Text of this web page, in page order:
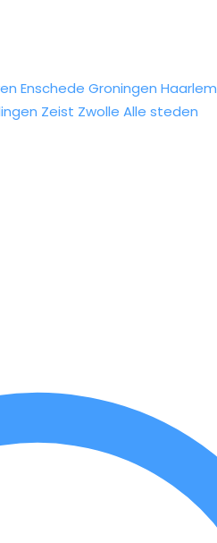
Enschede Groningen Haarlem
Zeist Zwolle Alle steden